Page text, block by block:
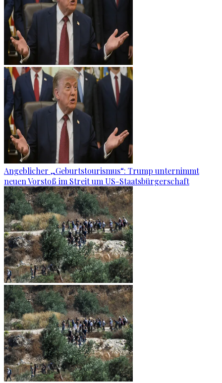
Angeblicher „Geburtstourismus“: Trump unternimmt
neuen Vorstoß im Streit um US-Staatsbürgerschaft